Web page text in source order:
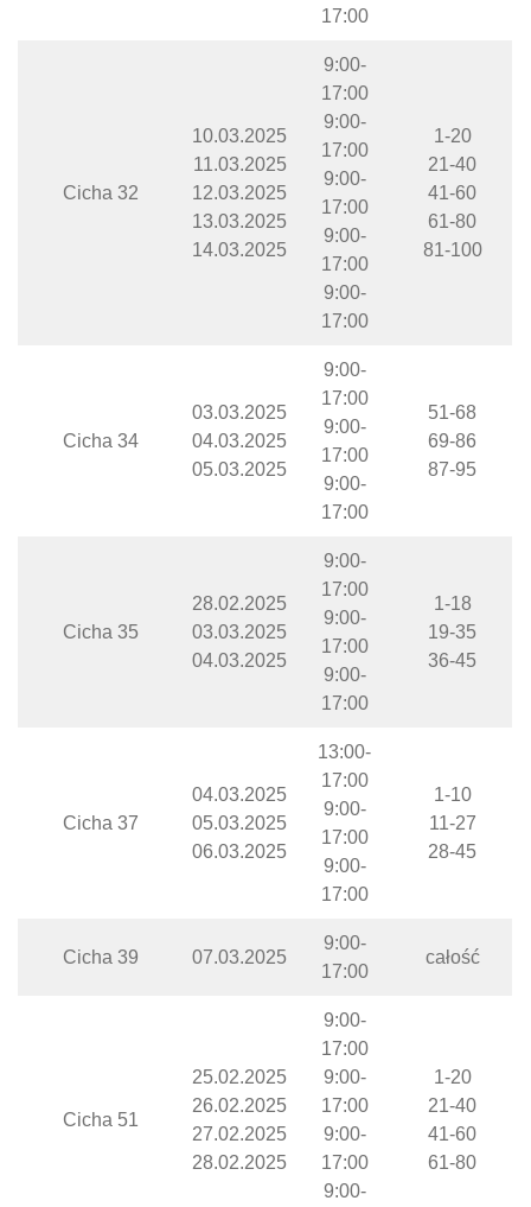
17:00
Cicha 32
10.03.2025
11.03.2025
12.03.2025
13.03.2025
14.03.2025
9:00-
17:00
9:00-
17:00
9:00-
17:00
9:00-
17:00
9:00-
17:00
1-20
21-40
41-60
61-80
81-100
Cicha 34
03.03.2025
04.03.2025
05.03.2025
9:00-
17:00
9:00-
17:00
9:00-
17:00
51-68
69-86
87-95
Cicha 35
28.02.2025
03.03.2025
04.03.2025
9:00-
17:00
9:00-
17:00
9:00-
17:00
1-18
19-35
36-45
Cicha 37
04.03.2025
05.03.2025
06.03.2025
13:00-
17:00
9:00-
17:00
9:00-
17:00
1-10
11-27
28-45
Cicha 39 07.03.2025
9:00-
17:00
całość
Cicha 51
25.02.2025
26.02.2025
27.02.2025
28.02.2025
9:00-
17:00
9:00-
17:00
9:00-
17:00
9:00-
1-20
21-40
41-60
61-80